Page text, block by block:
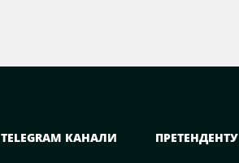
TELEGRAM КАНАЛИ ПРЕТЕНДЕНТУ